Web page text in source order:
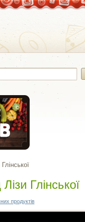
Глінської
продуктів